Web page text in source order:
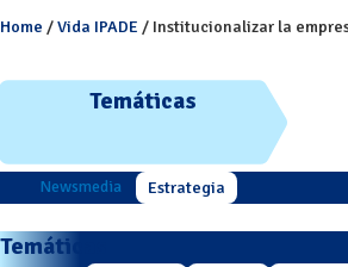
Home /Vida IPADE / Institucionalizar la
Temáticas
Newsmedia Estrategia
Temáticas